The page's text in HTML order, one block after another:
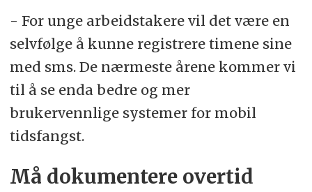
- For unge arbeidstakere vil det være en
selvfølge å kunne registrere timene sine
med sms. De nærmeste årene kommer vi
til å se enda bedre og mer
brukervennlige systemer for mobil
tidsfangst.
Må dokumentere overtid